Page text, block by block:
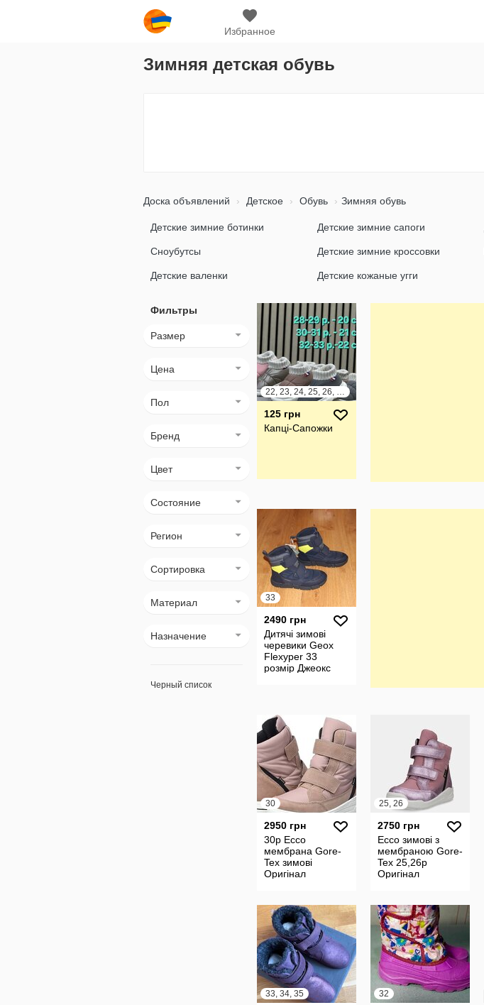
Избранное
Зимняя детская обувь
Доска объявлений Детское Обувь Зимняя обувь
Детские зимние ботинки Детские зимние сапоги
Сноубутсы Детские зимние кроссовки
Детские валенки Детские кожаные угги
Фильтры
Размер
Цена
Пол
Бренд
Цвет
Состояние
Регион
Сортировка
Материал
Назначение
Черный список
22, 23, 24, 25, 26, 27, 28, 29, 30, 31, 32, 33
125 грн
Капці-Сапожки
33
2490 грн
Дитячі зимові
черевики Geox
Flexyper 33
розмір Джеокс
30
2950 грн
30р Ecco
мембрана Gore-
Tex зимові
Оригінал
25, 26
2750 грн
Ecco зимові з
мембраною Gore-
Tex 25,26р
Оригінал
33, 34, 35 32